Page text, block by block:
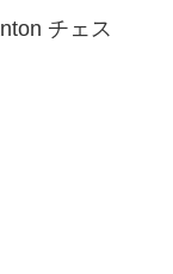
チェス